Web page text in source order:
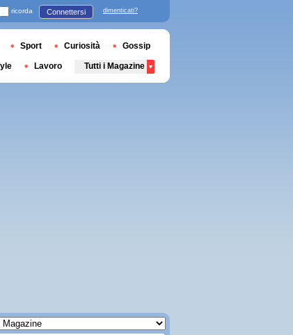
ricorda Connettersi dimenticati?
Sport Curiosità Gossip
Lavoro Tutti i Magazine